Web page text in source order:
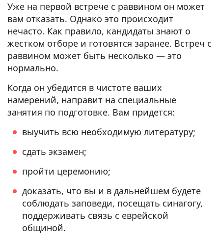
Уже на первой встрече с раввином он может
вам отказать. Однако это происходит
нечасто. Как правило, кандидаты знают о
жестком отборе и готовятся заранее. Встреч с
раввином может быть несколько — это
нормально.
Когда он убедится в чистоте ваших
намерений, направит на специальные
занятия по подготовке. Вам придется:
выучить всю необходимую литературу;
сдать экзамен;
пройти церемонию;
доказать, что вы и в дальнейшем будете
соблюдать заповеди, посещать синагогу,
поддерживать связь с еврейской
общиной.